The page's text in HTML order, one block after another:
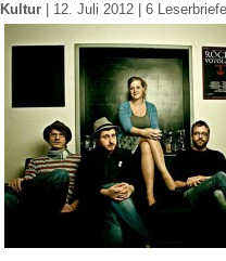
Kultur | 12. Juli 2012 | 6